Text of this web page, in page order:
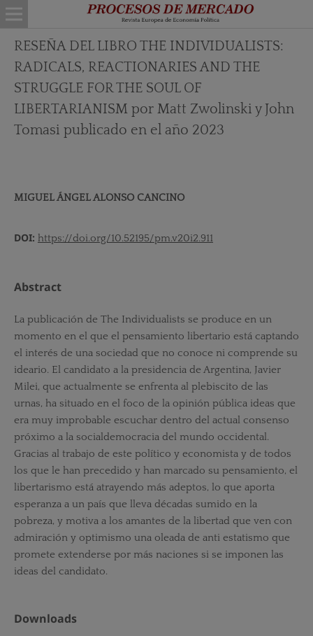
RESEÑA DEL LIBRO THE INDIVIDUALISTS:
RADICALS, REACTIONARIES AND THE
STRUGGLE FOR THE SOUL OF
LIBERTARIANISM por Matt Zwolinski y John
Tomasi publicado en el año 2023
MIGUEL ÁNGEL ALONSO CANCINO
DOI: https://doi.org/10.52195/pm.v20i2.911
Abstract
La publicación de The Individualists se produce en un
momento en el que el pensamiento libertario está captando
el interés de una sociedad que no conoce ni comprende su
ideario. El candidato a la presidencia de Argentina, Javier
Milei, que actualmente se enfrenta al plebiscito de las
urnas, ha situado en el foco de la opinión pública ideas que
era muy improbable escuchar dentro del actual consenso
próximo a la socialdemocracia del mundo occidental.
Gracias al trabajo de este político y economista y de todos
los que le han precedido y han marcado su pensamiento, el
libertarismo está atrayendo más adeptos, lo que aporta
esperanza a un país que lleva décadas sumido en la
pobreza, y motiva a los amantes de la libertad que ven con
admiración y optimismo una oleada de anti estatismo que
promete extenderse por más naciones si se imponen las
ideas del candidato.
Downloads